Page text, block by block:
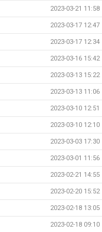
2023-03-21 11:58
2023-03-17 12:47
2023-03-17 12:34
2023-03-16 15:42
2023-03-13 15:22
2023-03-13 11:06
2023-03-10 12:51
2023-03-10 12:10
2023-03-03 17:30
2023-03-01 11:56
2023-02-21 14:55
2023-02-20 15:52
2023-02-18 13:05
2023-02-18 09:10